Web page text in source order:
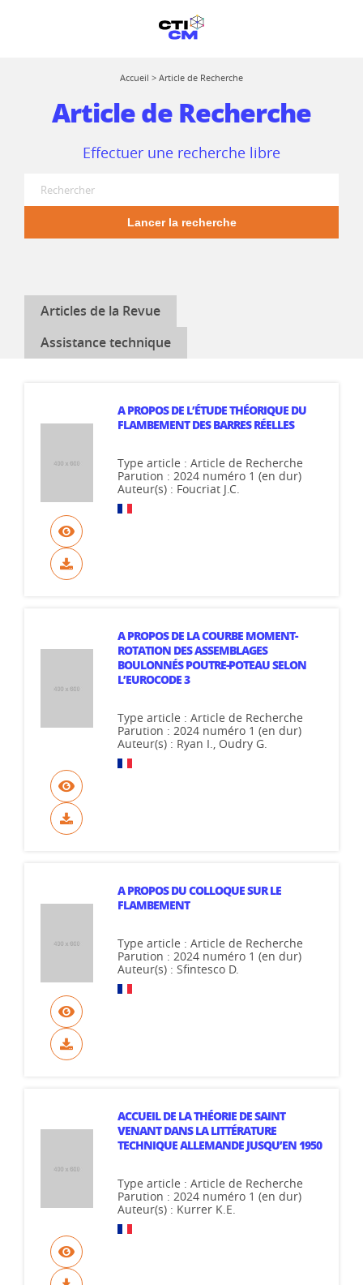
Accueil > Article de Recherche
Article de Recherche
Effectuer une recherche libre
Lancer la recherche
Articles de la Revue
Assistance technique
A PROPOS DE L’ÉTUDE THÉORIQUE DU
FLAMBEMENT DES BARRES RÉELLES
Type article : Article de Recherche
Parution : 2024 numéro 1 (en dur)
Auteur(s) : Foucriat J.C.
A PROPOS DE LA COURBE MOMENT-
ROTATION DES ASSEMBLAGES
BOULONNÉS POUTRE-POTEAU SELON
L’EUROCODE 3
Type article : Article de Recherche
Parution : 2024 numéro 1 (en dur)
Auteur(s) : Ryan I., Oudry G.
A PROPOS DU COLLOQUE SUR LE
FLAMBEMENT
Type article : Article de Recherche
Parution : 2024 numéro 1 (en dur)
Auteur(s) : Sfintesco D.
ACCUEIL DE LA THÉORIE DE SAINT
VENANT DANS LA LITTÉRATURE
TECHNIQUE ALLEMANDE JUSQU’EN 1950
Type article : Article de Recherche
Parution : 2024 numéro 1 (en dur)
Auteur(s) : Kurrer K.E.